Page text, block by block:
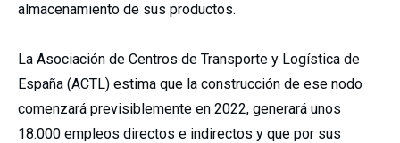
almacenamiento de sus productos.
La Asociación de Centros de Transporte y Logística de
España (ACTL) estima que la construcción de ese nodo
comenzará previsiblemente en 2022, generará unos
18.000 empleos directos e indirectos y que por sus